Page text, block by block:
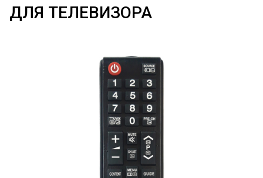
ДЛЯ ТЕЛЕВИЗОРА